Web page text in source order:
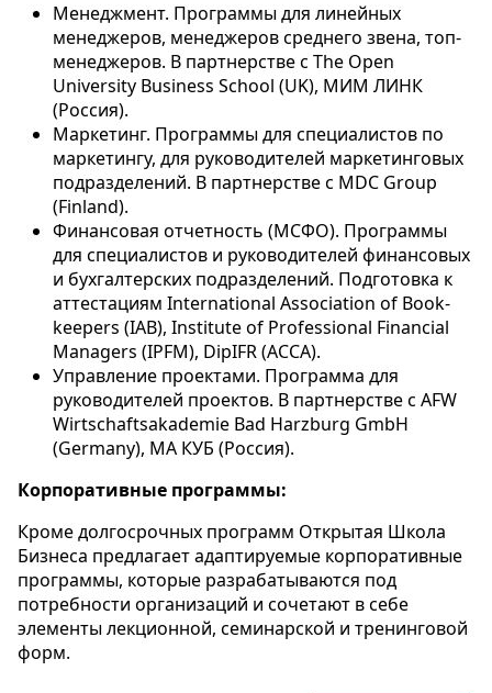
Менеджмент. Программы для линейных
менеджеров, менеджеров среднего звена, топ-
менеджеров. В партнерстве с The Open
University Business School (UK), МИМ ЛИНК
(Россия).
Маркетинг. Программы для специалистов по
маркетингу, для руководителей маркетинговых
подразделений. В партнерстве с MDC Group
(Finland).
Финансовая отчетность (МСФО). Программы
для специалистов и руководителей финансовых
и бухгалтерских подразделений. Подготовка к
аттестациям International Association of Book-
keepers (IAB), Institute of Professional Financial
Managers (IPFM), DipIFR (ACCA).
Управление проектами. Программа для
руководителей проектов. В партнерстве с AFW
Wirtschaftsakademie Bad Harzburg GmbH
(Germany), МА КУБ (Россия).
Корпоративные программы:
Кроме долгосрочных программ Открытая Школа
Бизнеса предлагает адаптируемые корпоративные
программы, которые разрабатываются под
потребности организаций и сочетают в себе
элементы лекционной, семинарской и тренинговой
форм.